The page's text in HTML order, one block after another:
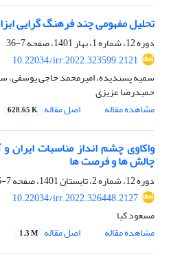
تحلیل مفهومی چند فرهنگ گرایی
دوره 12، شماره 1، بهار 1401، صفحه
7-36
10.22034/irr.2022.323599.2121
سمیه پسندیده، امیرمحمد حاجی یوسفی،
حمیدرضا عزیزی
مشاهده مقاله
اصل مقاله 628.65 K
واکاوی چشم انداز مناسبات
چالش ها و فرصت ها
دوره 12، شماره 2، تابستان 1401، صفحه
7-36
10.22034/irr.2022.326448.2127
مسعود کیا
مشاهده مقاله
اصل مقاله 1.3 M